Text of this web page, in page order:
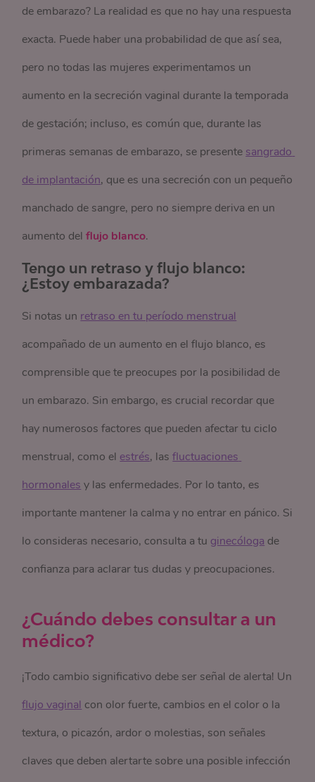
de embarazo? La realidad es que no hay una respuesta
exacta. Puede haber una probabilidad de que así sea,
pero no todas las mujeres experimentamos un
aumento en la secreción vaginal durante la temporada
de gestación; incluso, es común que, durante las
primeras semanas de embarazo, se presente sangrado
de implantación, que es una secreción con un pequeño
manchado de sangre, pero no siempre deriva en un
aumento del flujo blanco.
Tengo un retraso y flujo blanco:
¿Estoy embarazada?
Si notas un retraso en tu período menstrual
acompañado de un aumento en el flujo blanco, es
comprensible que te preocupes por la posibilidad de
un embarazo. Sin embargo, es crucial recordar que
hay numerosos factores que pueden afectar tu ciclo
menstrual, como el estrés, lasfluctuaciones
hormonales y las enfermedades. Por lo tanto, es
importante mantener la calma y no entrar en pánico. Si
lo consideras necesario, consulta a tu ginecóloga de
confianza para aclarar tus dudas y preocupaciones.
¿Cuándo debes consultar a un
médico?
¡Todo cambio significativo debe ser señal de alerta! Un
flujo vaginal con olor fuerte, cambios en el color o la
textura, o picazón, ardor o molestias, son señales
claves que deben alertarte sobre una posible infección